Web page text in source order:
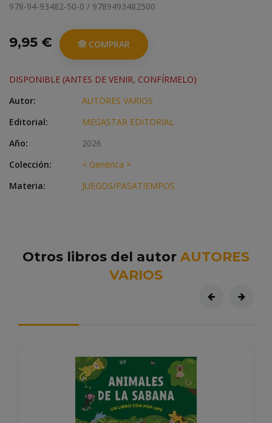
978-94-93482-50-0 / 9789493482500
9,95 € COMPRAR
DISPONIBLE (ANTES DE VENIR, CONFÍRMELO)
Autor:
AUTORES VARIOS
Editorial:
MEGASTAR EDITORIAL
Año:
2026
Colección:
< Genérica >
Materia:
JUEGOS/PASATIEMPOS
Otros libros del autor AUTORES
VARIOS